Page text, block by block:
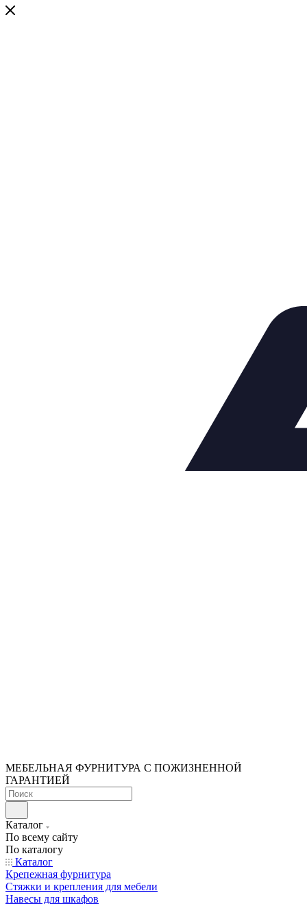
МЕБЕЛЬНАЯ ФУРНИТУРА С ПОЖИЗНЕННОЙ
ГАРАНТИЕЙ
Каталог
По всему сайту
По каталогу
Каталог
Крепежная фурнитура
Стяжки и крепления для мебели
Навесы для шкафов